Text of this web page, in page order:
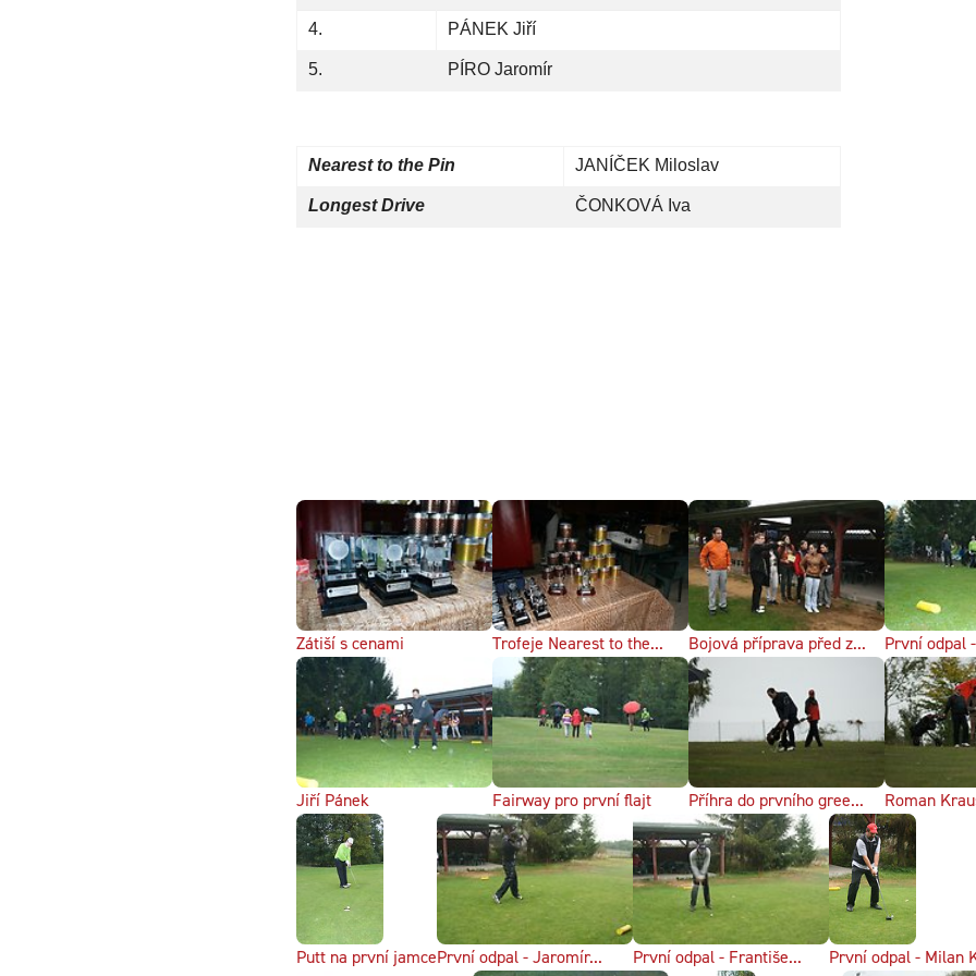
4. PÁNEK Jiří
5. PÍRO Jaromír
Nearest to the Pin JANÍČEK Miloslav
Longest Drive ČONKOVÁ Iva
Zátiší s cenami Trofeje Nearest to the... Bojová příprava před z... První odpal
Jiří Pánek Fairway pro první flajt Příhra do prvního gree... Roman
Putt na první jamcePrvní odpal - Jaromír... První odpal - Františe... První odpal - Milan